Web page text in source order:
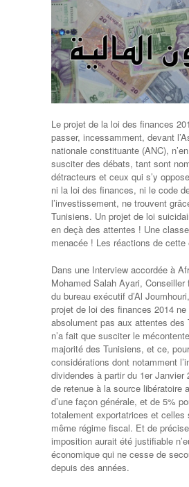
Le projet de la loi des finances
passer, incessamment, devant
nationale constituante (ANC),
susciter des débats, tant sont
détracteurs et ceux qui s’y
ni la loi des finances, ni le code
l’investissement, ne trouvent
Tunisiens. Un projet de loi
en deçà des attentes ! Une
menacée ! Les réactions de cette
Dans une Interview accordée à
Mohamed Salah Ayari,
du bureau exécutif d’Al
projet de loi des finances 2014 ne
absolument pas aux attentes des
n’a fait que susciter le
majorité des Tunisiens, et ce,
considérations dont notamment
dividendes à partir du 1er Janvier
de retenue à la source libératoire
d’une façon générale, et de 5%
totalement exportatrices et celles
même régime fiscal. Et de
imposition aurait été justifiable
économique qui ne cesse de
depuis des années.